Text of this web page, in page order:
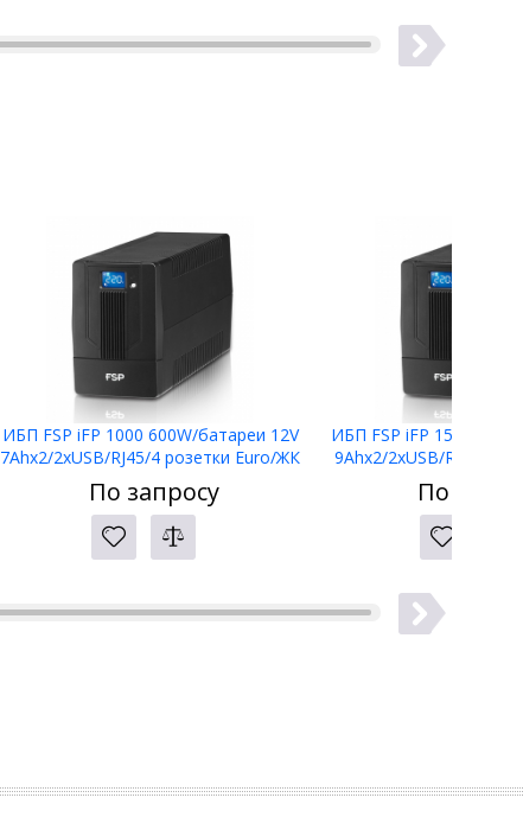
ИБП FSP iFP 1000 600W/батареи 12V
7Ahx2/2xUSB/RJ45/4 розетки Euro/ЖК
По запросу
ИБП FSP iFP 1500
9Ahx2/2xUSB/RJ45/4
По